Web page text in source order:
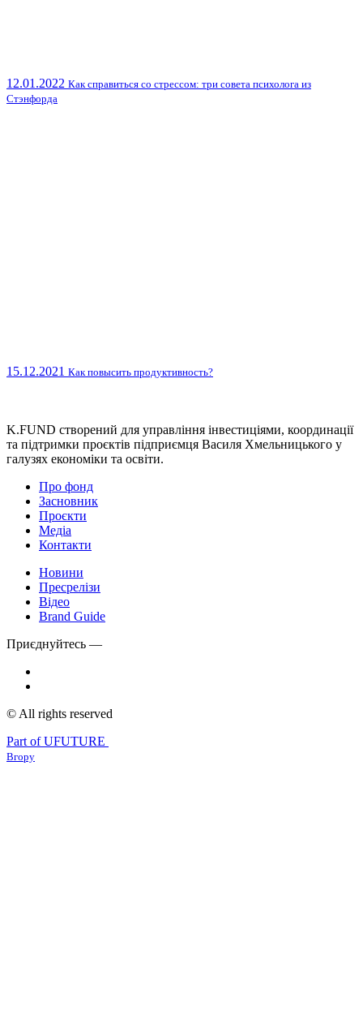
12.01.2022 Как справиться со стрессом: три совета психолога из
Стэнфорда
15.12.2021 Как повысить продуктивность?
K.FUND створений для управління інвестиціями, координації
та підтримки проєктів підприємця Василя Хмельницького у
галузях економіки та освіти.
Про фонд
Засновник
Проєкти
Медіа
Контакти
Новини
Пресрелізи
Відео
Brand Guide
Приєднуйтесь —
© All rights reserved
Part of UFUTURE
Вгору